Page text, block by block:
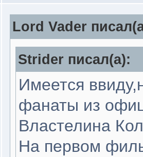
Lord Vader
Strider писал(a):
Имеется
фанаты из
Властелина
На первом